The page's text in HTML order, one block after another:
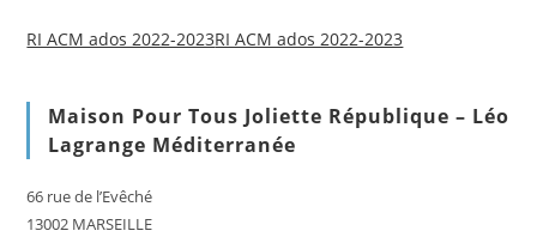
RI ACM ados 2022-2023RI ACM ados 2022-2023
Maison Pour Tous Joliette République – Léo
Lagrange Méditerranée
66 rue de l’Evêché
13002 MARSEILLE